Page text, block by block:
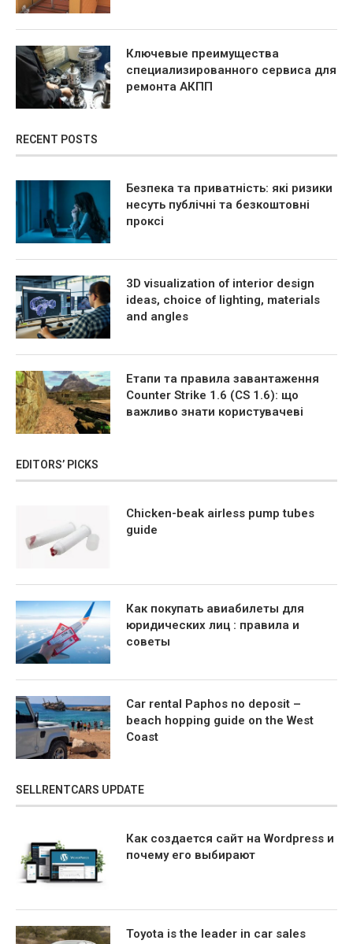
Ключевые преимущества
специализированного сервиса для
ремонта АКПП
RECENT POSTS
Безпека та приватність: які ризики
несуть публічні та безкоштовні
проксі
3D visualization of interior design
ideas, choice of lighting, materials
and angles
Етапи та правила завантаження
Counter Strike 1.6 (CS 1.6): що
важливо знати користувачеві
EDITORS’ PICKS
Chicken-beak airless pump tubes
guide
Как покупать авиабилеты для
юридических лиц : правила и
советы
Car rental Paphos no deposit –
beach hopping guide on the West
Coast
SELLRENTCARS UPDATE
Как создается сайт на Wordpress и
почему его выбирают
Toyota is the leader in car sales